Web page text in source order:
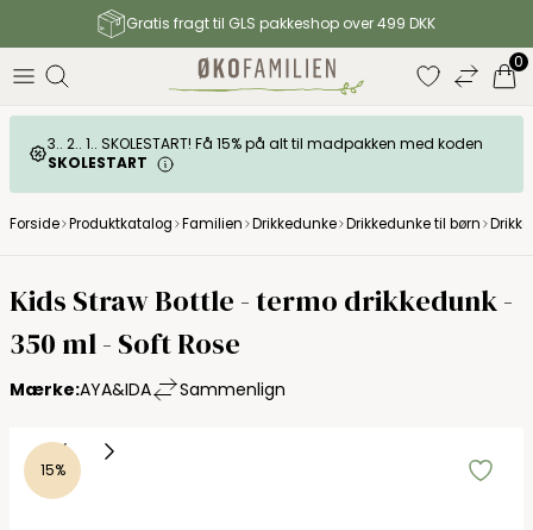
Gratis fragt til GLS pakkeshop over 499 DKK
0
3.. 2.. 1.. SKOLESTART! Få 15% på alt til madpakken med koden
SKOLESTART
Forside Produktkatalog Familien Drikkedunke Drikkedunke til børn
Kids Straw Bottle - termo drikkedunk -
350 ml - Soft Rose
Mærke:AYA&IDA Sammenlign
15%